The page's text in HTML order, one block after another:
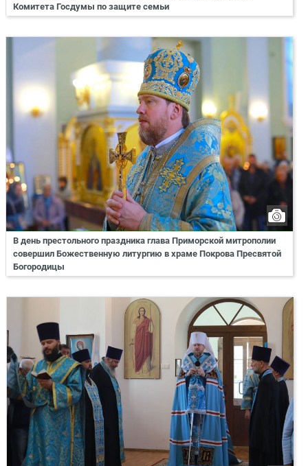
Комитета Госдумы по защите семьи
В день престольного праздника глава Приморской митрополии
совершил Божественную литургию в храме Покрова Пресвятой
Богородицы